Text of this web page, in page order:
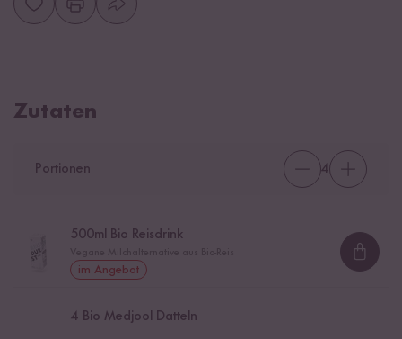
Zutaten
Portionen 4
500ml Bio Reisdrink
im Angebot
4 Bio Medjool Datteln